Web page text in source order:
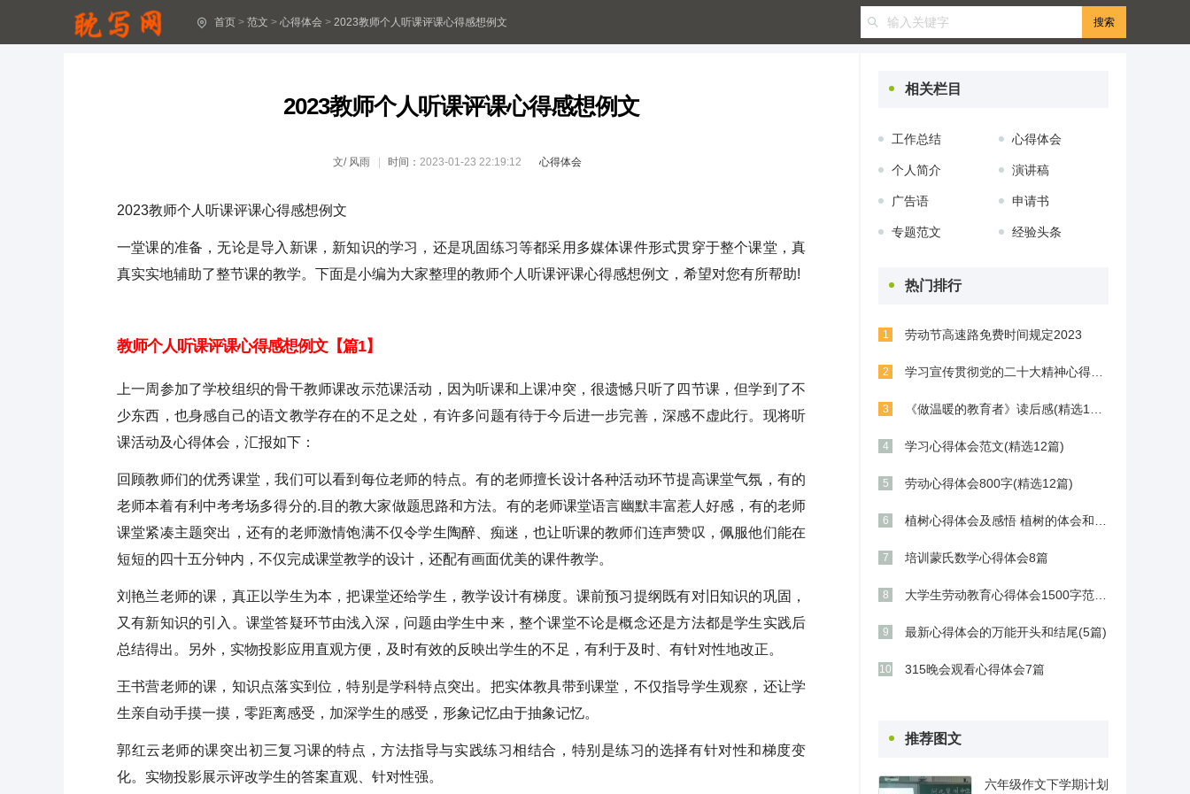
首页 > 范文 > 心得体会 > 2023教师个人听课评课心得感想例文
2023教师个人听课评课心得感想例文
文/ 风雨 时间： 2023-01-23 22:19:12 心得体会
2023教师个人听课评课心得感想例文
一堂课的准备，无论是导入新课，新知识的学习，还是巩固练习等都采用多媒体课件形式贯穿于整个课堂，真
真实实地辅助了整节课的教学。下面是小编为大家整理的教师个人听课评课心得感想例文，希望对您有所帮助!
教师个人听课评课心得感想例文【篇1】
上一周参加了学校组织的骨干教师课改示范课活动，因为听课和上课冲突，很遗憾只听了四节课，但学到了不
少东西，也身感自己的语文教学存在的不足之处，有许多问题有待于今后进一步完善，深感不虚此行。现将听
课活动及心得体会，汇报如下：
回顾教师们的优秀课堂，我们可以看到每位老师的特点。有的老师擅长设计各种活动环节提高课堂气氛，有的
老师本着有利中考考场多得分的.目的教大家做题思路和方法。有的老师课堂语言幽默丰富惹人好感，有的老师
课堂紧凑主题突出，还有的老师激情饱满不仅令学生陶醉、痴迷，也让听课的教师们连声赞叹，佩服他们能在
短短的四十五分钟内，不仅完成课堂教学的设计，还配有画面优美的课件教学。
刘艳兰老师的课，真正以学生为本，把课堂还给学生，教学设计有梯度。课前预习提纲既有对旧知识的巩固，
又有新知识的引入。课堂答疑环节由浅入深，问题由学生中来，整个课堂不论是概念还是方法都是学生实践后
总结得出。另外，实物投影应用直观方便，及时有效的反映出学生的不足，有利于及时、有针对性地改正。
王书营老师的课，知识点落实到位，特别是学科特点突出。把实体教具带到课堂，不仅指导学生观察，还让学
生亲自动手摸一摸，零距离感受，加深学生的感受，形象记忆由于抽象记忆。
郭红云老师的课突出初三复习课的特点，方法指导与实践练习相结合，特别是练习的选择有针对性和梯度变
化。实物投影展示评改学生的答案直观、针对性强。
十八岁成人礼心得体会(精选30篇)
安全生产阶段感想体会12篇最新
2024全国安全生产月心得体会(精选15篇)
安全生产心得体会16篇
相关栏目
工作总结 心得体会
个人简介 演讲稿
广告语 申请书
专题范文 经验头条
热门排行
1 劳动节高速路免费时间规定2023
2
3
4 学习心得体会范文(精选12篇)
5 劳动心得体会800字(精选12篇)
6
7 培训蒙氏数学心得体会8篇
8
9 最新心得体会的万能开头和结尾(5篇)
10 315晚会观看心得体会7篇
推荐图文
六年级作文下学期计划